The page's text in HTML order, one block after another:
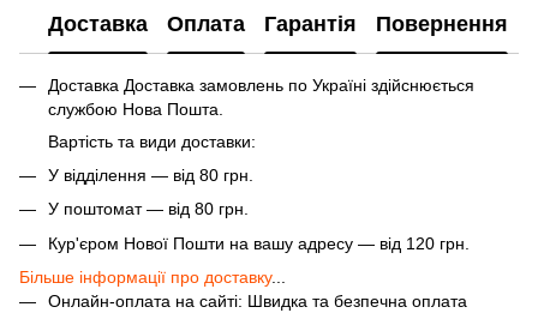
Доставка Оплата Гарантія Повернення
Доставка Доставка замовлень по Україні здійснюється
службою Нова Пошта.
Вартість та види доставки:
У відділення — від 80 грн.
У поштомат — від 80 грн.
Кур'єром Нової Пошти на вашу адресу — від 120 грн.
Більше інформації про доставку...
Онлайн-оплата на сайті: Швидка та безпечна оплата